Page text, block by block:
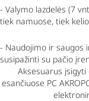
- Valymo lazdelės (7
tiek namuose, tiek
- Naudojimo ir saugos
susipažinti su pačio
Aksesuarus įsigyti
esančiuose PC